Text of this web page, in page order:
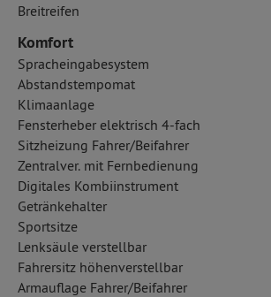
Breitreifen
Komfort
Spracheingabesystem
Abstandstempomat
Klimaanlage
Fensterheber elektrisch 4-fach
Sitzheizung Fahrer/Beifahrer
Zentralver. mit Fernbedienung
Digitales Kombiinstrument
Getränkehalter
Sportsitze
Lenksäule verstellbar
Fahrersitz höhenverstellbar
Armauflage Fahrer/Beifahrer